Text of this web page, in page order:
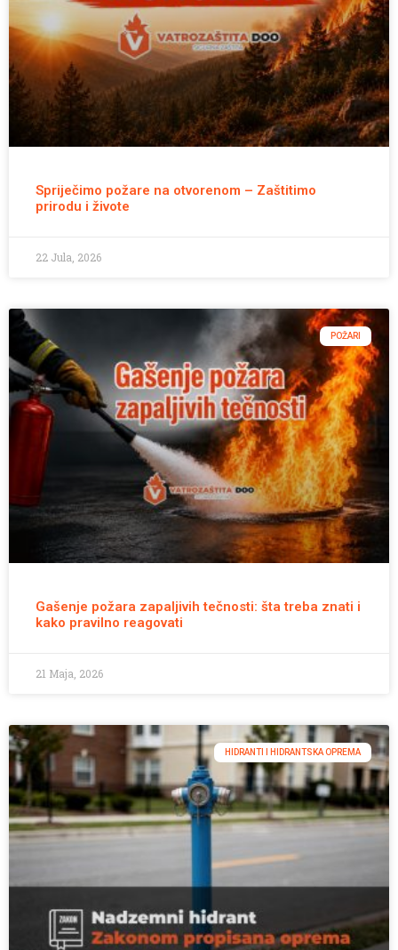
Spriječimo požare na otvorenom – Zaštitimo
prirodu i živote
22 Jula, 2026
POŽARI
Gašenje požara zapaljivih tečnosti: šta treba znati i
kako pravilno reagovati
21 Maja, 2026
HIDRANTI I HIDRANTSKA OPREMA